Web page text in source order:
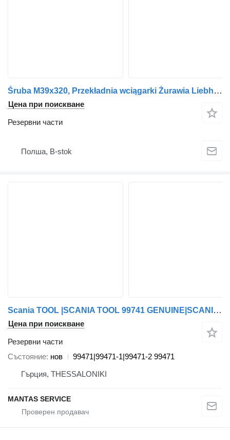
Śruba M39x320, Przekładnia wciągarki Żurawia Liebherr 71 EC Liebherr 71 EC за оборудване
Цена при поискване
Резервни части
Полша, B-stok
Scania TOOL |SCANIA TOOL 99741 GENUINE|SCANIA TOOL GENUINE 99471|99471-1|99471-2 за Scania
Цена при поискване
Резервни части
Състояние нов
99471|99471-1|99471-2 99471
Гърция, THESSALONIKI
MANTAS SERVICE